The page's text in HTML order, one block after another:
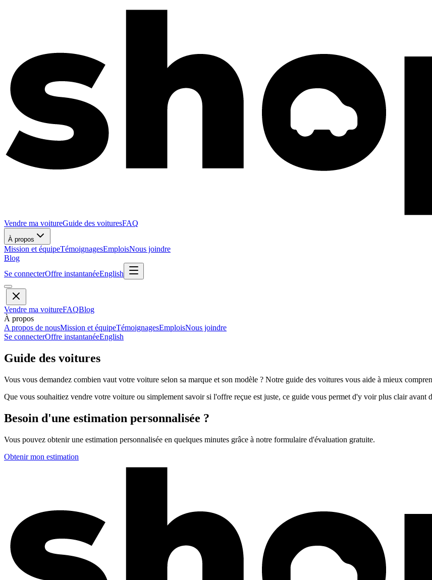
Vendre ma voitureGuide des voituresFAQ
À propos
Mission et équipeTémoignagesEmploisNous joindre
Blog
Se connecterOffre instantanéeEnglish
Vendre ma voitureFAQBlog
À propos
A propos de nousMission et équipeTémoignagesEmploisNous joindre
Se connecterOffre instantanéeEnglish
Guide des voitures
Vous vous demandez combien vaut votre voiture selon sa marque et son modèle ? Notre guide des voitures vous aide à mieux
Que vous souhaitiez vendre votre voiture ou simplement savoir si l'offre reçue est juste, ce guide vous permet d'y voir plus clair avant
Besoin d'une estimation personnalisée ?
Vous pouvez obtenir une estimation personnalisée en quelques minutes grâce à notre formulaire d'évaluation gratuite.
Obtenir mon estimation